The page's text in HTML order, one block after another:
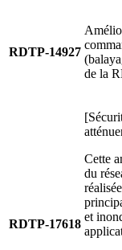
RDTP-14927
de la
RDTP-17618
Cette
du
et